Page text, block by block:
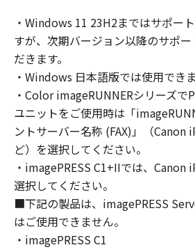
Computer to use the
that you must assure that all
abide by the terms of this
shall be subject to
obligations borne by you
You may make one copy of the
solely for a back-up purpose.
2. RESTRICTIONS
You shall not use the
expressly granted or
shall not assign, sublicense,
loan, convey or transfer to
SOFTWARE. You shall not
convert to another
・Windows 11 23H2まではサポー
すが、次期バージョン以降のサポ
だきます。
・Windows 日本語版では使用でき
・Color imageRUNNERシリーズで
ユニットをご使用時は「
ントサーバー名称 (FAX)」（Canon
ど）を選択してください。
・imagePRESS C1+IIでは、Canon
選択してください。
■下記の製品は、imagePRESS
はご使用できません。
・imagePRESS C1